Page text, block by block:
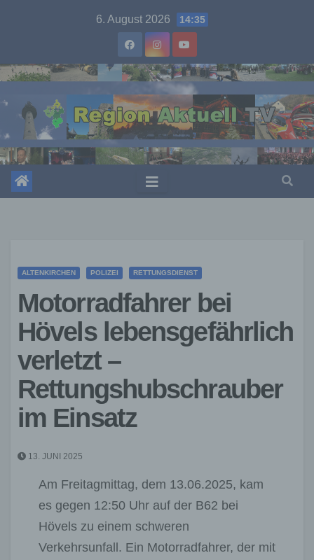
6. August 2026 14:35
ALTENKIRCHEN POLIZEI RETTUNGSDIENST
Motorradfahrer bei
Hövels lebensgefährlich
verletzt –
Rettungshubschrauber
im Einsatz
13. JUNI 2025
Am Freitagmittag, dem 13.06.2025, kam
es gegen 12:50 Uhr auf der B62 bei
Hövels zu einem schweren
Verkehrsunfall. Ein Motorradfahrer, der mit